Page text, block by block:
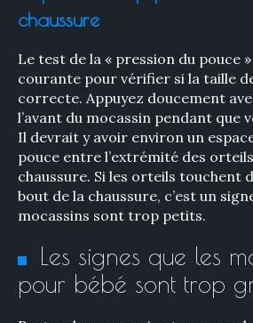
chaussure
Le test de la « pression du pouce
courante pour vérifier si la taille
correcte. Appuyez doucement
l’avant du mocassin pendant que
Il devrait y avoir environ un
pouce entre l’extrémité des
chaussure. Si les orteils touchent
bout de la chaussure, c’est un
mocassins sont trop petits.
Les signes que les
pour bébé sont trop